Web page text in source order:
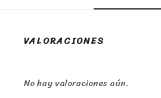
VALORACIONES
No hay valoraciones aún.